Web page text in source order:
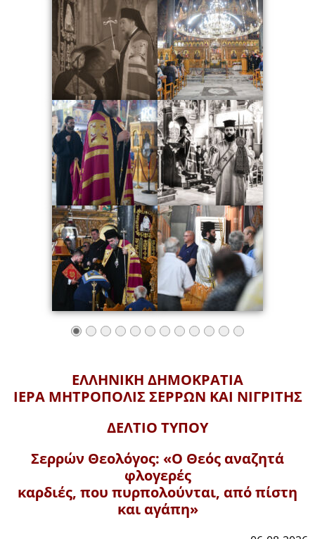
ΕΛΛΗΝΙΚΗ ΔΗΜΟΚΡΑΤΙΑ
ΙΕΡΑ ΜΗΤΡΟΠΟΛΙΣΣΕΡΡΩΝ ΚΑΙ ΝΙΓΡΙΤΗΣ
ΔΕΛΤΙΟ ΤΥΠΟΥ
Σερρών Θεολόγος: «Ο Θεός αναζητά
φλογερές
καρδιές, που πυρπολούνται, από πίστη
και αγάπη»